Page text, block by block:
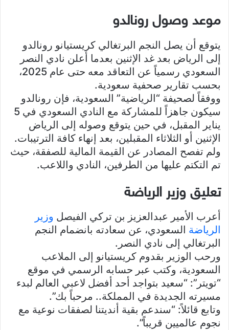
موعد وصول رونالدو
يتوقع أن يصل النجم البرتغالي كريستيانو رونالدو
إلى الرياض بعد غد الإثنين بعدما أعلن نادي النصر
السعودي رسمياً عن التعاقد معه حتى عام 2025،
بحسب تقارير صحفية سعودية.
ووفقاً لصحيفة “الرياضية” السعودية، فإن رونالدو
سيكون جاهزاً للمشاركة مع النادي السعودي في 5
يناير المقبل، في حين يتوقع وصوله إلى الرياض
الإثنين أو الثلاثاء المقبلين، بعد إنهاء كافة الترتيبات.
ولم تفصح المصادر عن القيمة المالية للصفقة، حيث
تم التكتم عليها من الطرفين، النادي واللاعب.
تعليق وزير الرياضة
أعرب الأمير عبدالعزيز بن تركي الفيصل وزير
الرياضة السعودي، عن سعادته بانضمام النجم
البرتغالي إلى نادي النصر.
ورحب الوزير بقدوم كريستيانو إلى الملاعب
السعودية، وكتب عبر حسابه الرسمي في موقع
“تويتر”: “سعيد بتواجد أحد أفضل لاعبي العالم لبدء
مسيرته الجديدة في المملكة.. مرحباً بك”.
وتابع قائلاً: “سندعم بقية أنديتنا لصفقات نوعية مع
نجوم عالميين قريباً”.